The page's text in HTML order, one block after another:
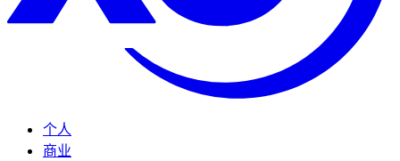
个人
商业